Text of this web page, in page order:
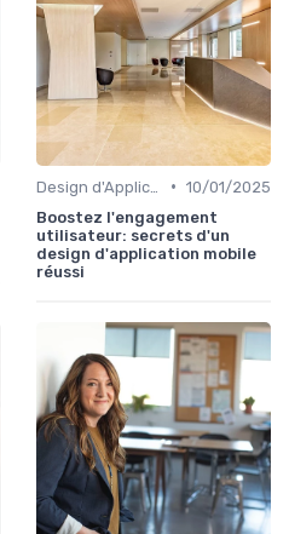
• 10/01/2025
Boostez l'engagement
utilisateur: secrets d'un
design d'application mobile
réussi